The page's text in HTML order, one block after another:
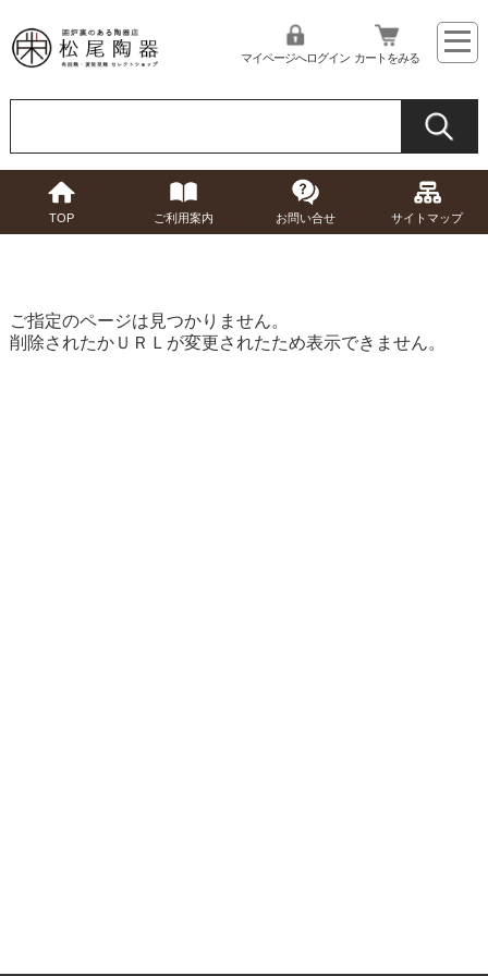
マイページへログイン カートをみる
TOP ご利用案内 お問い合せ サイトマップ
ご指定のページは見つかりません。
削除されたかＵＲＬが変更されたため表示できません。